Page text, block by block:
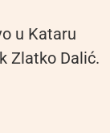
u Kataru
Zlatko Dalić.